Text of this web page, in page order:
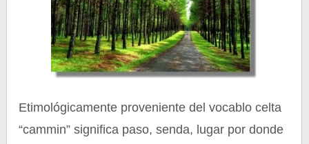
Etimológicamente proveniente del vocablo celta
“cammin” significa paso, senda, lugar por donde